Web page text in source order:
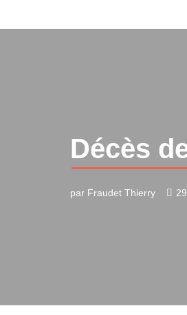
Décès
par Fraudet Thierry